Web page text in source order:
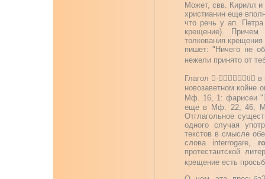
Может, свв. Кирилл и
христианин еще
что речь у ап.
крещение). Причем
толкования
пишет: "Ничего не
нежели принято от
Глагол ·0 в
новозаветном койне
Мф. 16, 1: фарисеи "
еще в Мф. 22, 46;
Отглагольное
одного случая
текстов в смысле
слова interrogare,
протестантской
крещение есть